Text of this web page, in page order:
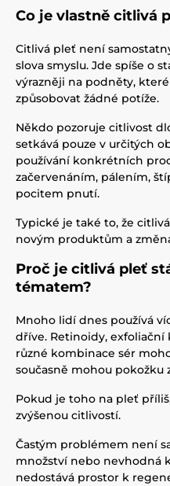
Co je vlastně citlivá
Citlivá pleť není
slova smyslu. Jde spíše o
výrazněji na podněty,
způsobovat žádné potíže.
Někdo pozoruje citlivost
setkává pouze v určitých
používání konkrétních
začervenáním, pálením,
pocitem pnutí.
Typické je také to, že
novým produktům a
Proč je citlivá pleť
tématem?
Mnoho lidí dnes používá
dříve. Retinoidy,
různé kombinace sér
současně mohou pokožku
Pokud je toho na pleť
zvýšenou citlivostí.
Častým problémem není
množství nebo nevhodná
nedostává prostor k